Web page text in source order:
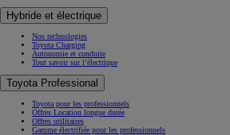
Hybride et électrique
Nos technologies
Toyota Charging
Autonomie et conduite
Tout savoir sur l’électrique
Toyota Professional
Toyota pour les professionnels
Offres Location longue durée
Offres utilitaires
Gamme électrifiée pour les professionnels